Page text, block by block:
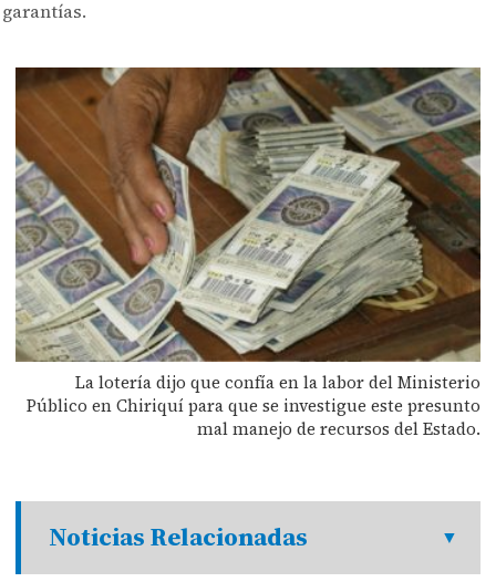
garantías.
La lotería dijo que confía en la labor del Ministerio
Público en Chiriquí para que se investigue este presunto
mal manejo de recursos del Estado.
Noticias Relacionadas